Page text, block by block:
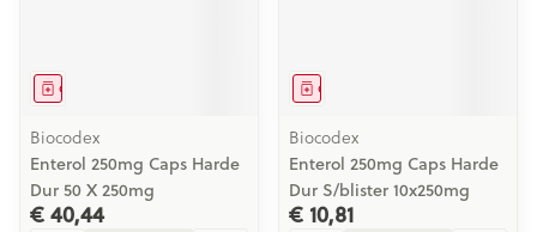
Geneesmiddel
Biocodex
Enterol 250mg Caps Harde
Dur 50 X 250mg
€ 40,44
Geneesmiddel
Biocodex
Enterol 250mg Caps Harde
Dur S/blister 10x250mg
€ 10,81